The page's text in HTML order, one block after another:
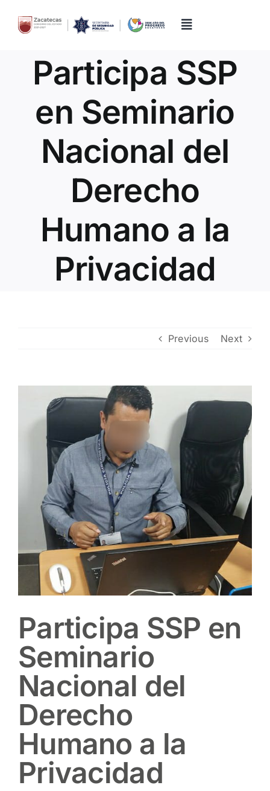
content
Toggle
Directorio
Quiénes Somos
Trámites y Servicios
Transparencia
Participa SSP
en Seminario
Nacional del
Derecho
Humano a la
Privacidad
Previous Next
View
Participa SSP en
Seminario
Nacional del
Derecho
Humano a la
Privacidad